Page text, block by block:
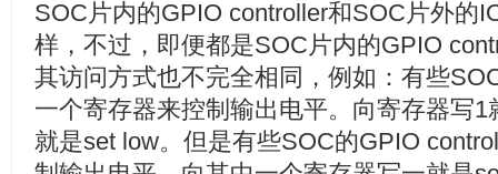
SOC片内的GPIO controller和SOC片外的
样，不过，即便都是SOC片内的GPIO
其访问方式也不完全相同，例如：有些
一个寄存器来控制输出电平。向寄存器写
就是set low。但是有些SOC的GPIO